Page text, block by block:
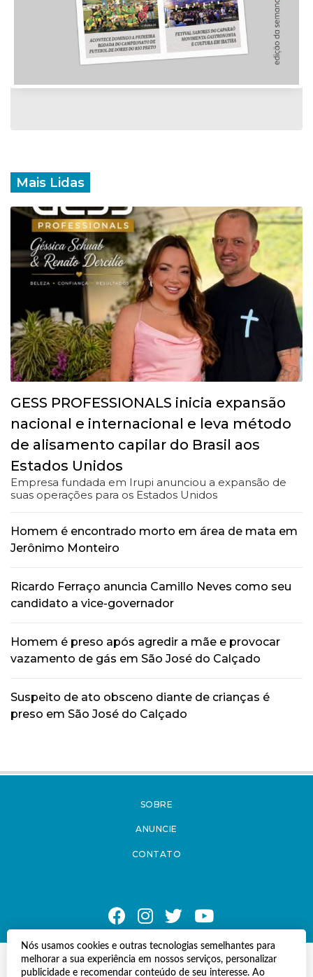
Nós usamos cookies e outras tecnologias semelhantes para
melhorar a sua experiência em nossos serviços, personalizar
publicidade e recomendar conteúdo de seu interesse. Ao
Mais Lidas
GESS PROFESSIONALS inicia expansão
nacional e internacional e leva método
de alisamento capilar do Brasil aos
Estados Unidos
Empresa fundada em Irupi anunciou a expansão de
suas operações para os Estados Unidos
Homem é encontrado morto em área de mata em
Jerônimo Monteiro
Ricardo Ferraço anuncia Camillo Neves como seu
candidato a vice-governador
Homem é preso após agredir a mãe e provocar
vazamento de gás em São José do Calçado
Suspeito de ato obsceno diante de crianças é
preso em São José do Calçado
SOBRE
ANUNCIE
CONTATO
© Copyright 2021 A Notícia do Caparaó.
Todos os direitos reservados.